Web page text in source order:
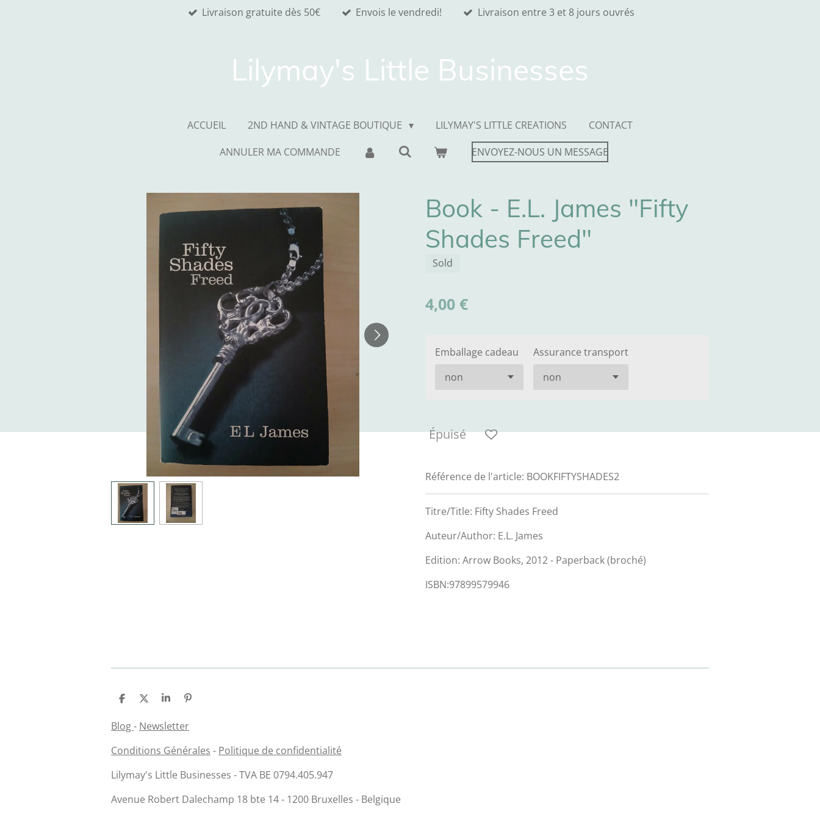
Livraison gratuite dès 50€ Envois le vendredi! Livraison entre 3 et 8 jours ouvrés
Lilymay's Little Businesses
ACCUEIL 2ND HAND & VINTAGE BOUTIQUE LILYMAY'S LITTLE CREATIONS
CONTACT
ANNULER MA COMMANDE
ENVOYEZ-NOUS UN MESSAGE
Book - E.L. James "Fifty
Shades Freed"
Sold
4,00 €
Emballage cadeau Assurance transport
Épuisé
Référence de l'article: BOOKFIFTYSHADES2
Titre/Title: Fifty Shades Freed
Auteur/Author: E.L. James
Edition: Arrow Books, 2012 - Paperback (broché)
ISBN:97899579946
P
t
g
P
r
t
g
r
P
r
t
g
r
É
n
l
Blog- Newsletter
Conditions Générales - Politique de confidentialité
Lilymay's Little Businesses - TVA BE 0794.405.947
Avenue Robert Dalechamp 18 bte 14 - 1200 Bruxelles - Belgique